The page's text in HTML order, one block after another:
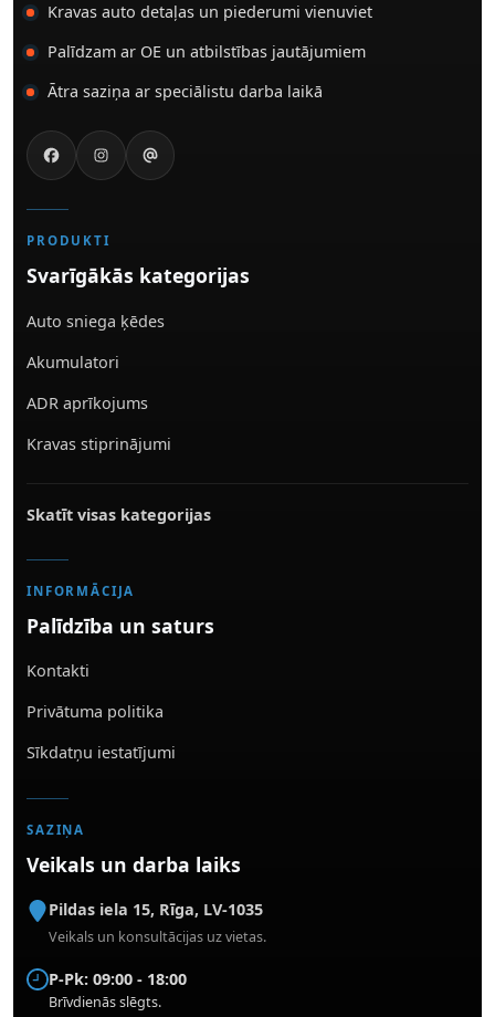
Kravas auto detaļas un piederumi vienuviet
Palīdzam ar OE un atbilstības jautājumiem
Ātra saziņa ar speciālistu darba laikā
PRODUKTI
Svarīgākās kategorijas
Auto sniega ķēdes
Akumulatori
ADR aprīkojums
Kravas stiprinājumi
Skatīt visas kategorijas
INFORMĀCIJA
Palīdzība un saturs
Kontakti
Privātuma politika
Sīkdatņu iestatījumi
SAZIŅA
Veikals un darba laiks
Pildas iela 15, Rīga, LV-1035
Veikals un konsultācijas uz vietas.
P-Pk: 09:00 - 18:00
Brīvdienās slēgts.